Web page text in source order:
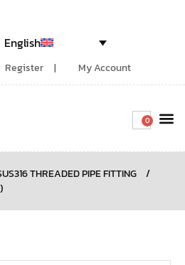
English
Register My Account
0
THREADED PIPE FITTING
/